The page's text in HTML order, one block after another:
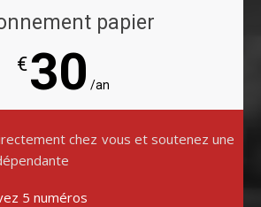
papier
€30 /an
chez vous et soutenez une
5 numéros